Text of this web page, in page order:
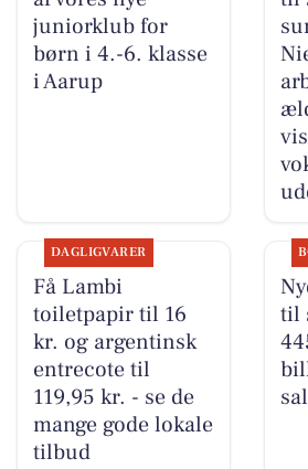
juniorklub for
børn i 4.-6. klasse
i Aarup
DAGLIGVARER
Få Lambi
toiletpapir til 16
kr. og argentinsk
entrecote til
119,95 kr. - se de
mange gode lokale
tilbud
til